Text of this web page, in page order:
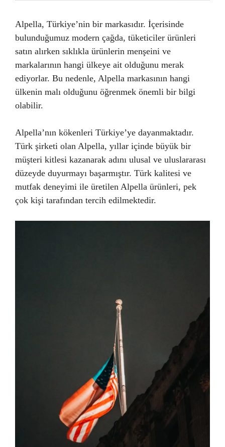
Alpella, Türkiye’nin bir markasıdır. İçerisinde
bulunduğumuz modern çağda, tüketiciler ürünleri
satın alırken sıklıkla ürünlerin menşeini ve
markalarının hangi ülkeye ait olduğunu merak
ediyorlar. Bu nedenle, Alpella markasının hangi
ülkenin malı olduğunu öğrenmek önemli bir bilgi
olabilir.
Alpella’nın kökenleri Türkiye’ye dayanmaktadır.
Türk şirketi olan Alpella, yıllar içinde büyük bir
müşteri kitlesi kazanarak adını ulusal ve uluslararası
düzeyde duyurmayı başarmıştır. Türk kalitesi ve
mutfak deneyimi ile üretilen Alpella ürünleri, pek
çok kişi tarafından tercih edilmektedir.